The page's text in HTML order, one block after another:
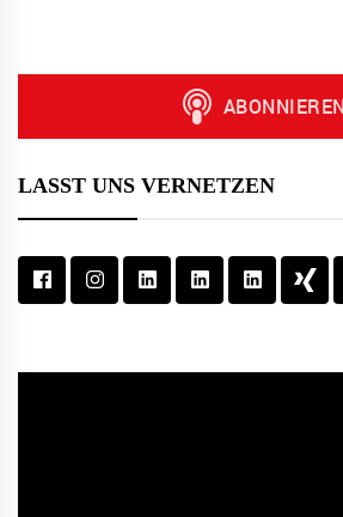
LASST UNS VERNETZEN